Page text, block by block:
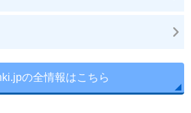
の全情報はこちら